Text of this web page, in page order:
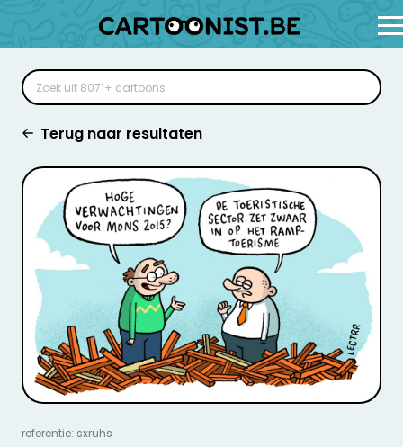
Terug naar resultaten
referentie: sxruhs